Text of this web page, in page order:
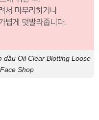
dầu Oil Clear Blotting Loose
Shop